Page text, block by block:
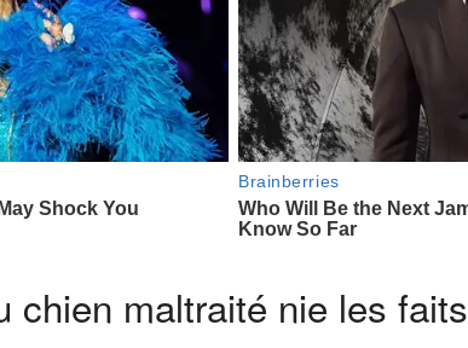
chien maltraité nie les faits